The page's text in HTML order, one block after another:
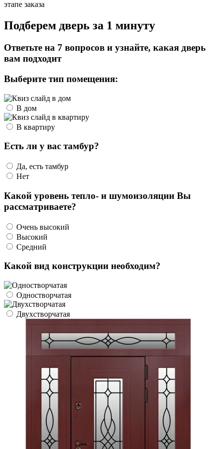
этапе заказа
Подберем дверь за 1 минуту
Ответьте на 7 вопросов и узнайте, какая дверь
вам подходит
Выберите тип помещения:
В дом
В квартиру
Есть ли у вас тамбур?
Да, есть тамбур
Нет
Какой уровень тепло- и шумоизоляции Вы
рассматриваете?
Очень высокий
Высокий
Средний
Какой вид конструкции необходим?
Одностворчатая
Двухстворчатая